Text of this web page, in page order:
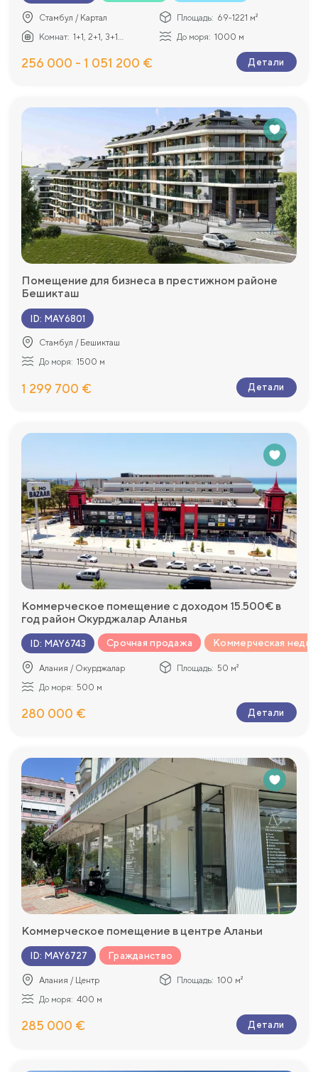
Стамбул / Картал Площадь: 69-1221 м²
Комнат: 1+1, 2+1, 3+1... До моря: 1000 м
256 000 - 1 051 200 € Детали
Помещение для бизнеса в престижном районе
Бешикташ
ID: MAY6801
Стамбул / Бешикташ
До моря: 1500 м
1 299 700 € Детали
Коммерческое помещение с доходом 15.500€ в
год район Окурджалар Аланья
ID: MAY6743 Срочная продажа Коммерческая
Алания / Окурджалар Площадь: 50 м²
До моря: 500 м
280 000 € Детали
Коммерческое помещение в центре Аланьи
ID: MAY6727 Гражданство
Алания / Центр Площадь: 100 м²
До моря: 400 м
285 000 € Детали